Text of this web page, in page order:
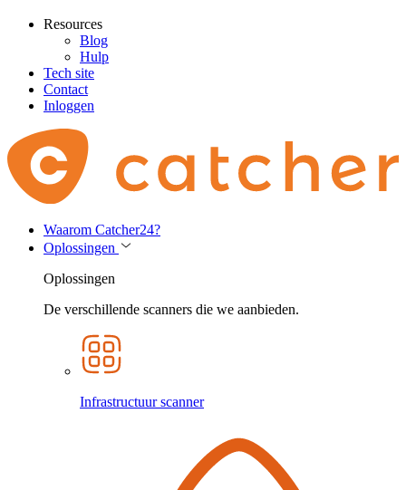
Resources
Blog
Hulp
Tech site
Contact
Inloggen
Waarom Catcher24?
Oplossingen
Oplossingen
De verschillende scanners die we aanbieden.
Infrastructuur scanner